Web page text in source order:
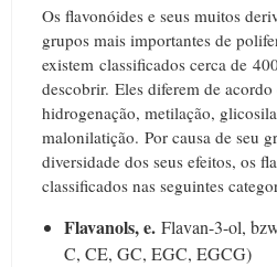
Os flavonóides e seus muitos
grupos mais importantes de
existem classificados cerca de
descobrir. Eles diferem de
hidrogenação, metilação,
malonilatição. Por causa de seu
diversidade dos seus efeitos, os
classificados nas seguintes
Flavanols, e. Flavan-3-ol,
C, CE, GC, EGC, EGCG)